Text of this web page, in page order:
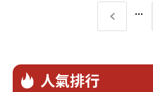
...
人氣排行